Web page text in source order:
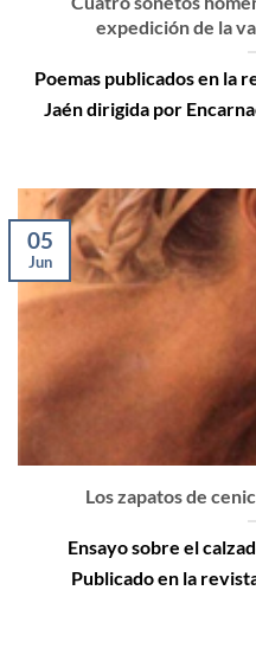
expedición de la
Poemas publicados en la
Jaén dirigida por
Los zapatos de
Ensayo sobre el
Publicado en la
05
Jun